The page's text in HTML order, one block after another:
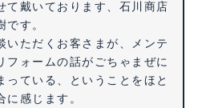
て戴いております、石川商店
です。
いただくお客さまが、メンテ
フォームの話がごちゃまぜに
っている、ということをほと
に感じます。